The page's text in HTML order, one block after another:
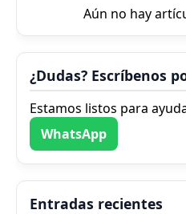
Aún no hay
¿Dudas? Escríbenos
Estamos listos para
WhatsApp
Entradas recientes